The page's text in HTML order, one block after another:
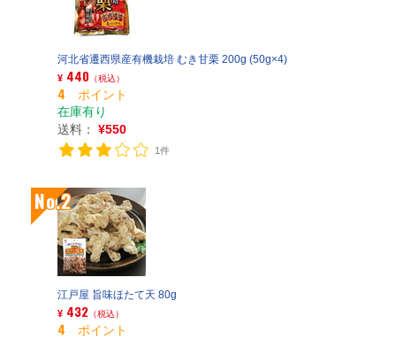
河北省遷西県産有機栽培 むき甘栗 200g (50g×4)
¥ 440 （税込）
4 ポイント
在庫有り
送料： ¥550
1件
No.2
江戸屋 旨味ほたて天 80g
¥ 432 （税込）
4 ポイント